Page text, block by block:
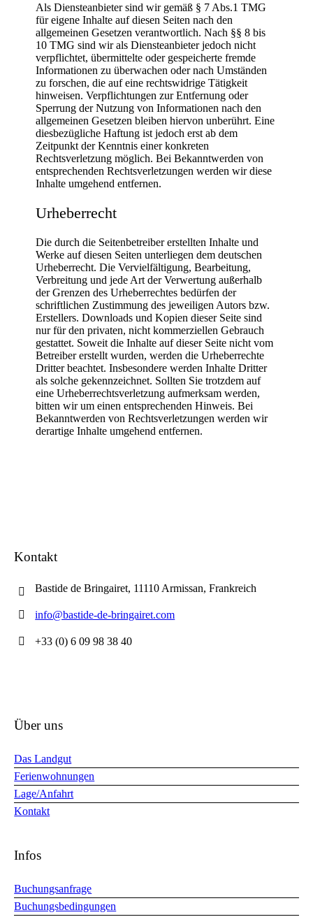
Als Diensteanbieter sind wir gemäß § 7 Abs.1 TMG
für eigene Inhalte auf diesen Seiten nach den
allgemeinen Gesetzen verantwortlich. Nach §§ 8 bis
10 TMG sind wir als Diensteanbieter jedoch nicht
verpflichtet, übermittelte oder gespeicherte fremde
Informationen zu überwachen oder nach Umständen
zu forschen, die auf eine rechtswidrige Tätigkeit
hinweisen. Verpflichtungen zur Entfernung oder
Sperrung der Nutzung von Informationen nach den
allgemeinen Gesetzen bleiben hiervon unberührt. Eine
diesbezügliche Haftung ist jedoch erst ab dem
Zeitpunkt der Kenntnis einer konkreten
Rechtsverletzung möglich. Bei Bekanntwerden von
entsprechenden Rechtsverletzungen werden wir diese
Inhalte umgehend entfernen.
Urheberrecht
Die durch die Seitenbetreiber erstellten Inhalte und
Werke auf diesen Seiten unterliegen dem deutschen
Urheberrecht. Die Vervielfältigung, Bearbeitung,
Verbreitung und jede Art der Verwertung außerhalb
der Grenzen des Urheberrechtes bedürfen der
schriftlichen Zustimmung des jeweiligen Autors bzw.
Erstellers. Downloads und Kopien dieser Seite sind
nur für den privaten, nicht kommerziellen Gebrauch
gestattet. Soweit die Inhalte auf dieser Seite nicht vom
Betreiber erstellt wurden, werden die Urheberrechte
Dritter beachtet. Insbesondere werden Inhalte Dritter
als solche gekennzeichnet. Sollten Sie trotzdem auf
eine Urheberrechtsverletzung aufmerksam werden,
bitten wir um einen entsprechenden Hinweis. Bei
Bekanntwerden von Rechtsverletzungen werden wir
derartige Inhalte umgehend entfernen.
Kontakt
Bastide de Bringairet, 11110 Armissan, Frankreich
info@bastide-de-bringairet.com
+33 (0) 6 09 98 38 40
Über uns
Das Landgut
Ferienwohnungen
Lage/Anfahrt
Kontakt
Infos
Buchungsanfrage
Buchungsbedingungen